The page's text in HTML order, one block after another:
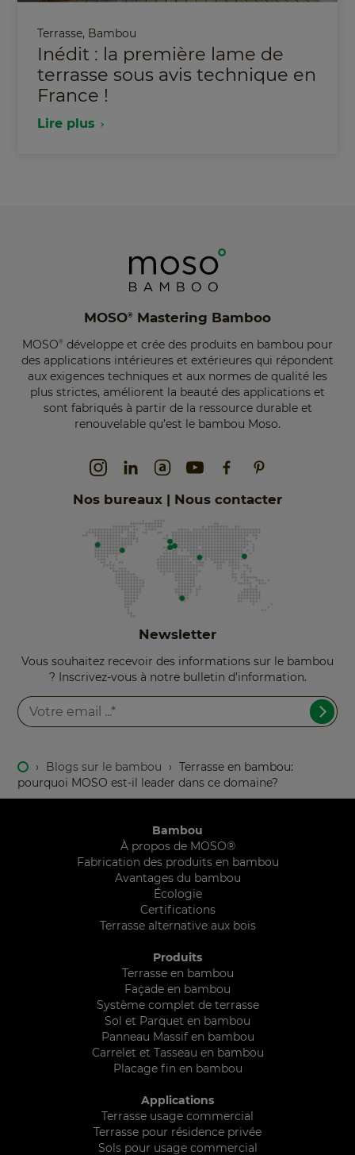
Terrasse, Bambou
Inédit : la première lame de
terrasse sous avis technique en
France !
Lire plus
MOSO® Mastering Bamboo
MOSO® développe et crée des produits en bambou pour
des applications intérieures et extérieures qui répondent
aux exigences techniques et aux normes de qualité les
plus strictes, améliorent la beauté des applications et
sont fabriqués à partir de la ressource durable et
renouvelable qu’est le bambou Moso.
Nos bureaux | Nous contacter
Newsletter
Vous souhaitez recevoir des informations sur le bambou
? Inscrivez-vous à notre bulletin d’information.
› Blogs sur le bambou › Terrasse en bambou:
pourquoi MOSO est-il leader dans ce domaine?
Bambou
À propos de MOSO®
Fabrication des produits en bambou
Avantages du bambou
Écologie
Certifications
Terrasse alternative aux bois
Produits
Terrasse en bambou
Façade en bambou
Système complet de terrasse
Sol et Parquet en bambou
Panneau Massif en bambou
Carrelet et Tasseau en bambou
Placage fin en bambou
Applications
Terrasse usage commercial
Terrasse pour résidence privée
Sols pour usage commercial